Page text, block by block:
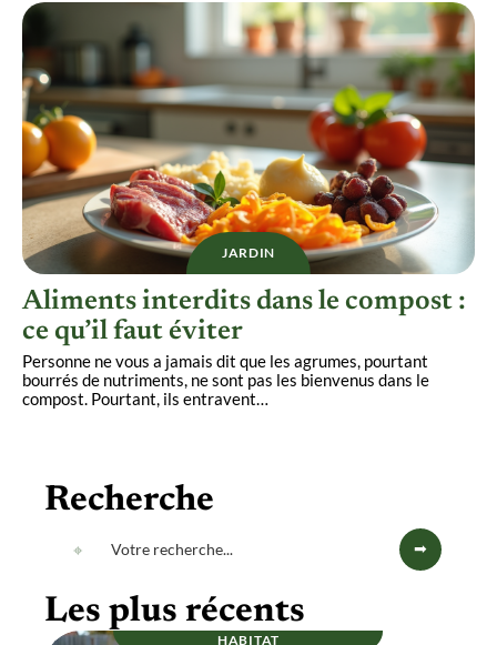
JARDIN
Aliments interdits dans le compost :
ce qu’il faut éviter
Personne ne vous a jamais dit que les agrumes, pourtant
bourrés de nutriments, ne sont pas les bienvenus dans le
compost. Pourtant, ils entravent…
Recherche
Les plus récents
HABITAT